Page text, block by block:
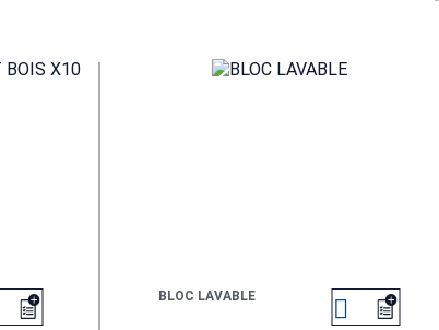
BLOC LAVABLE 